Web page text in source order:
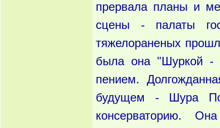
прервала планы и
сцены - палаты
тяжелораненых
была она "Шуркой -
пением.
будущем - Шура
консерваторию.